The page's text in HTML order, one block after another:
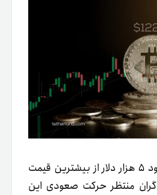
در‌حالی‌که ارزش بیت کوین حدود ۵ هزار دلار از بیشترین قیمت
منتظر حرکت صعودی این